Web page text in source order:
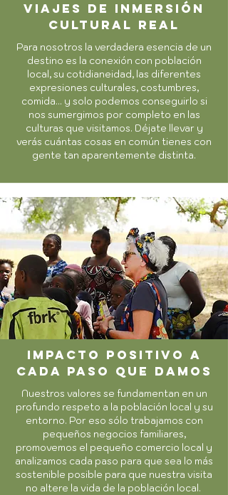
viajes de inmersión
cultural real
Para nosotros la verdadera esencia de un
destino es la conexión con población
local, su cotidianeidad, las diferentes
expresiones culturales, costumbres,
comida... y solo podemos conseguirlo si
nos sumergimos por completo en las
culturas que visitamos. Déjate llevar y
verás cuántas cosas en común tienes con
gente tan aparentemente distinta.
impacto positivo a
cada paso que damos
Nuestros valores se fundamentan en un
profundo respeto a la población local y su
entorno. Por eso sólo trabajamos con
pequeños negocios familiares,
promovemos el pequeño comercio local y
analizamos cada paso para que sea lo más
sostenible posible para que nuestra visita
no altere la vida de la población local.